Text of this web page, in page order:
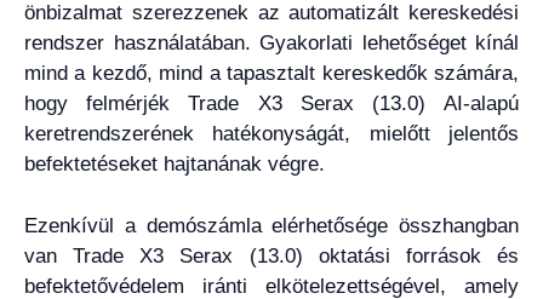
önbizalmat szerezzenek az automatizált kereskedési
rendszer használatában. Gyakorlati lehetőséget kínál
mind a kezdő, mind a tapasztalt kereskedők számára,
hogy felmérjék Trade X3 Serax (13.0) AI-alapú
keretrendszerének hatékonyságát, mielőtt jelentős
befektetéseket hajtanának végre.
Ezenkívül a demószámla elérhetősége összhangban
van Trade X3 Serax (13.0) oktatási források és
befektetővédelem iránti elkötelezettségével, amely